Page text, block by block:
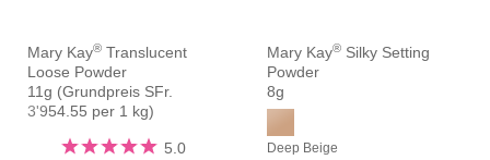
Mary Kay® Translucent
Loose Powder
11g (Grundpreis SFr.
3'954.55 per 1 kg)
5.0
Mary Kay® Silky Setting
Powder
8g
Deep Beige